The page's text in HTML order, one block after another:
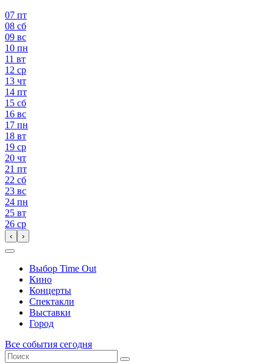
07 пт
08 сб
09 вс
10 пн
11 вт
12 ср
13 чт
14 пт
15 сб
16 вс
17 пн
18 вт
19 ср
20 чт
21 пт
22 сб
23 вс
24 пн
25 вт
26 ср
‹ ›
Выбор Time Out
Кино
Концерты
Спектакли
Выставки
Город
Все события сегодня